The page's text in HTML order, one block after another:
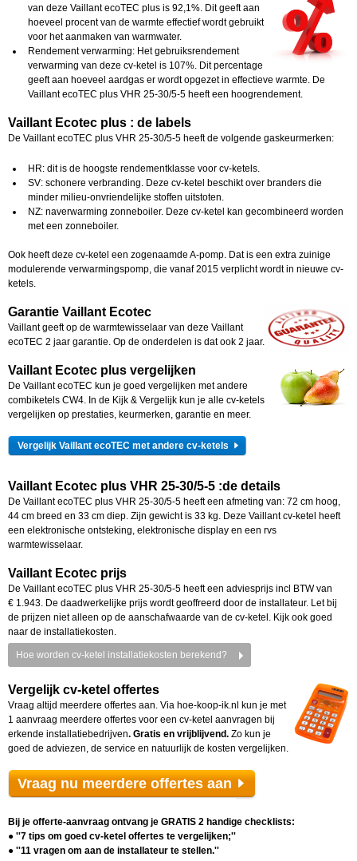
van deze Vaillant ecoTEC plus is 92,1%. Dit geeft aan
hoeveel procent van de warmte effectief wordt gebruikt
voor het aanmaken van warmwater.
Rendement verwarming: Het gebruiksrendement
verwarming van deze cv-ketel is 107%. Dit percentage
geeft aan hoeveel aardgas er wordt opgezet in effectieve warmte. De
Vaillant ecoTEC plus VHR 25-30/5-5 heeft een hoogrendement.
Vaillant Ecotec plus : de labels
De Vaillant ecoTEC plus VHR 25-30/5-5 heeft de volgende gaskeurmerken:
HR: dit is de hoogste rendementklasse voor cv-ketels.
SV: schonere verbranding. Deze cv-ketel beschikt over branders die
minder milieu-onvriendelijke stoffen uitstoten.
NZ: naverwarming zonneboiler. Deze cv-ketel kan gecombineerd worden
met een zonneboiler.
Ook heeft deze cv-ketel een zogenaamde A-pomp. Dat is een extra zuinige
modulerende verwarmingspomp, die vanaf 2015 verplicht wordt in nieuwe cv-
ketels.
Garantie Vaillant Ecotec
Vaillant geeft op de warmtewisselaar van deze Vaillant
ecoTEC 2 jaar garantie. Op de onderdelen is dat ook 2 jaar.
Vaillant Ecotec plus vergelijken
De Vaillant ecoTEC kun je goed vergelijken met andere
combiketels CW4. In de Kijk & Vergelijk kun je alle cv-ketels
vergelijken op prestaties, keurmerken, garantie en meer.
Vergelijk Vaillant ecoTEC met andere cv-ketels
Vaillant Ecotec plus VHR 25-30/5-5 :de details
De Vaillant ecoTEC plus VHR 25-30/5-5 heeft een afmeting van: 72 cm hoog,
44 cm breed en 33 cm diep. Zijn gewicht is 33 kg. Deze Vaillant cv-ketel heeft
een elektronische ontsteking, elektronische display en een rvs
warmtewisselaar.
Vaillant Ecotec prijs
De Vaillant ecoTEC plus VHR 25-30/5-5 heeft een adviesprijs incl BTW van
€ 1.943. De daadwerkelijke prijs wordt geoffreerd door de installateur. Let bij
de prijzen niet alleen op de aanschafwaarde van de cv-ketel. Kijk ook goed
naar de installatiekosten.
Hoe worden cv-ketel installatiekosten berekend?
Vergelijk cv-ketel offertes
Vraag altijd meerdere offertes aan. Via hoe-koop-ik.nl kun je met
1 aanvraag meerdere offertes voor een cv-ketel aanvragen bij
erkende installatiebedrijven. Gratis en vrijblijvend. Zo kun je
goed de adviezen, de service en natuurlijk de kosten vergelijken.
Vraag nu meerdere offertes aan
Bij je offerte-aanvraag ontvang je GRATIS 2 handige checklists:
● ''7 tips om goed cv-ketel offertes te vergelijken;''
● ''11 vragen om aan de installateur te stellen.''